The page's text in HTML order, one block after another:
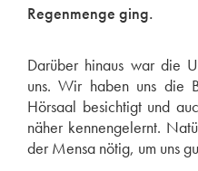
Regenmenge ging.
Darüber hinaus war die
uns. Wir haben uns die
Hörsaal besichtigt und
näher kennengelernt.
der Mensa nötig, um uns